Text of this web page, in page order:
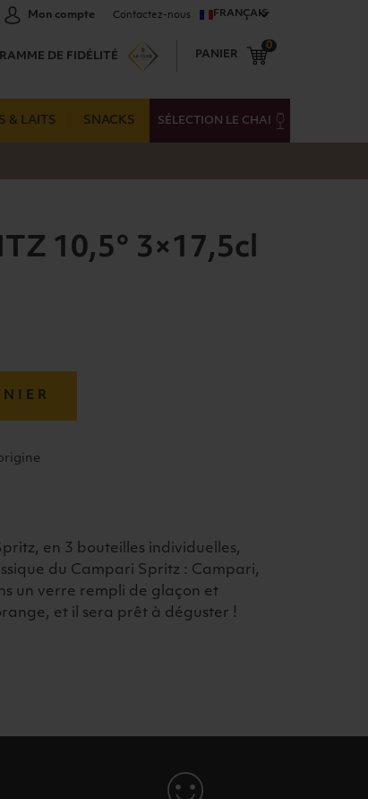
Mon compte Contactez-nous FRANÇAIS
DE FIDÉLITÉ PANIER
0
& LAITS SNACKS SÉLECTION LE CHAI
10,5° 3×17,5cl
en 3 bouteilles individuelles,
du Campari Spritz : Campari,
un verre rempli de glaçon et
et il sera prêt à déguster !